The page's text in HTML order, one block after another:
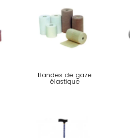
Bandes de gaze
élastique